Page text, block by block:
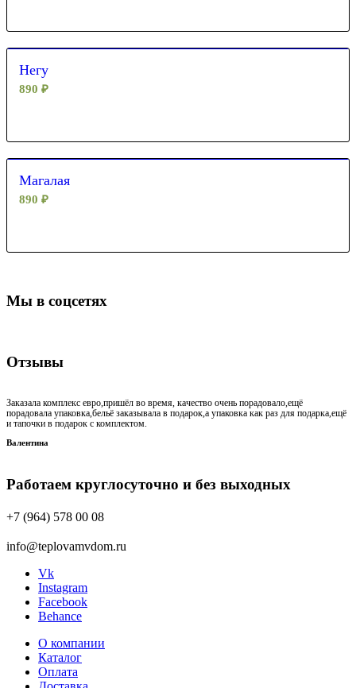
Негу
890 ₽
Магалая
890 ₽
Мы в соцсетях
Отзывы
Заказала комплекс евро,пришёл во время, качество очень порадовало,ещё
порадовала упаковка,бельё заказывала в подарок,а упаковка как раз для подарка,ещё
и тапочки в подарок с комплектом.
Валентина
Работаем круглосуточно и без выходных
+7 (964) 578 00 08
info@teplovamvdom.ru
Vk
Instagram
Facebook
Behance
О компании
Каталог
Оплата